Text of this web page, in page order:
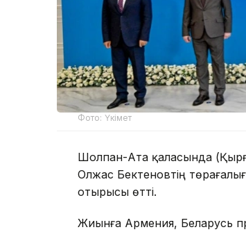
Фото: Үкімет
Шолпан-Ата қаласында
Олжас Бектеновтің
отырысы өтті.
Жиынға Армения, Беларусь